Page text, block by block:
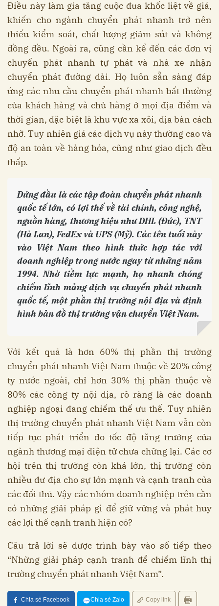
Điều này làm gia tăng cuộc đua khốc liệt về giá,
khiến cho ngành chuyển phát nhanh trở nên
thiếu kiểm soát, chất lượng giảm sút và không
đồng đều. Ngoài ra, cũng cần kể đến các đơn vị
chuyển phát nhanh tự phát và nhà xe nhận
chuyển phát đường dài. Họ luôn sẵn sàng đáp
ứng các nhu cầu chuyển phát nhanh bất thường
của khách hàng và chủ hàng ở mọi địa điểm và
thời gian, đặc biệt là khu vực xa xôi, địa bàn cách
nhỡ. Tuy nhiên giá các dịch vụ này thường cao và
độ an toàn về hàng hóa, cũng như giao dịch đều
thấp.
Đứng đầu là các tập đoàn chuyển phát nhanh
quốc tế lớn, có lợi thế về tài chính, công nghệ,
nguồn hàng, thương hiệu như DHL (Đức), TNT
(Hà Lan), FedEx và UPS (Mỹ). Các tên tuổi này
vào Việt Nam theo hình thức hợp tác với
doanh nghiệp trong nước ngay từ những năm
1994. Nhờ tiềm lực mạnh, họ nhanh chóng
chiếm lĩnh mảng dịch vụ chuyển phát nhanh
quốc tế, một phần thị trường nội địa và định
hình bản đồ thị trường vận chuyển Việt Nam.
Với kết quả là hơn 60% thị phần thị trường
chuyển phát nhanh Việt Nam thuộc về 20% công
ty nước ngoài, chỉ hơn 30% thị phần thuộc về
80% các công ty nội địa, rõ ràng là các doanh
nghiệp ngoại đang chiếm thế ưu thế. Tuy nhiên
thị trường chuyển phát nhanh Việt Nam vẫn còn
tiếp tục phát triển do tốc độ tăng trưởng của
ngành thương mại điện tử chưa chững lại. Các cơ
hội trên thị trường còn khá lớn, thị trường còn
nhiều dư địa cho sự lớn mạnh và cạnh tranh của
các đối thủ. Vậy các nhóm doanh nghiệp trên cần
có những giải pháp gì để giữ vững và phát huy
các lợi thế cạnh tranh hiện có?
Câu trả lời sẽ được trình bày vào số tiếp theo
“Những giải pháp cạnh tranh để chiếm lĩnh thị
trường chuyển phát nhanh Việt Nam”.
Chia sẻ Facebook Chia sẻ Zalo Copy link